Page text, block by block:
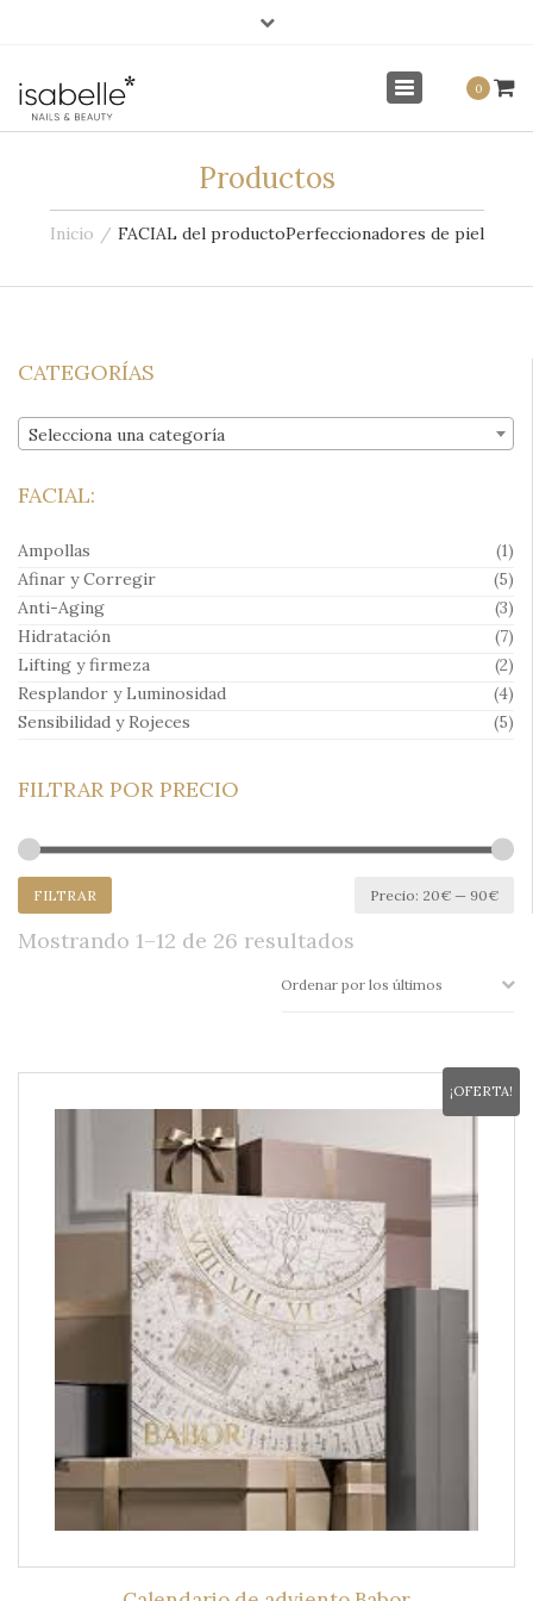
0
Toggle
navigation
Productos
Inicio FACIAL del productoPerfeccionadores de piel
CATEGORÍAS
Selecciona una categoría
FACIAL:
Ampollas
(1)
Afinar y Corregir
(5)
Anti-Aging
(3)
Hidratación
(7)
Lifting y firmeza
(2)
Resplandor y Luminosidad
(4)
Sensibilidad y Rojeces
(5)
FILTRAR POR PRECIO
FILTRAR Precio: 20€ — 90€
Mostrando 1–12 de 26 resultados
por
¡OFERTA!